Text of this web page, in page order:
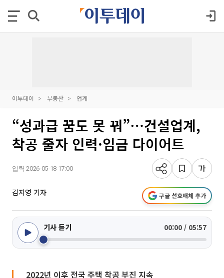
이투데이 부동산 업계
“성과급 꿈도 못 꿔”⋯건설업계,
착공 줄자 인력·임금 다이어트
입력 2026-05-18 17:00
김지영 기자 구글 선호매체 추가
기사 듣기 00:00 / 05:57
2022년 이후 전국 주택 착공 부진 지속